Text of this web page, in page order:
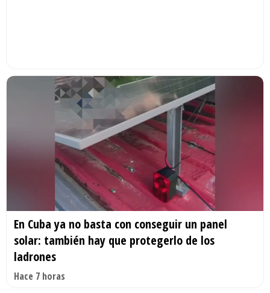
En Cuba ya no basta con conseguir un panel
solar: también hay que protegerlo de los
ladrones
Hace 7 horas